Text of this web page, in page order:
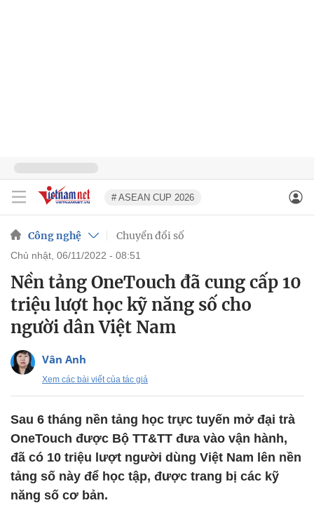
# ASEAN CUP 2026
Công nghệ Chuyển đổi số
chủ nhật, 06/11/2022 - 08:51
Nền tảng OneTouch đã cung cấp 10
triệu lượt học kỹ năng số cho
người dân Việt Nam
Vân Anh
Xem các bài viết của tác giả
Sau 6 tháng nền tảng học trực tuyến mở đại trà
OneTouch được Bộ TT&TT đưa vào vận hành,
đã có 10 triệu lượt người dùng Việt Nam lên nền
tảng số này để học tập, được trang bị các kỹ
năng số cơ bản.